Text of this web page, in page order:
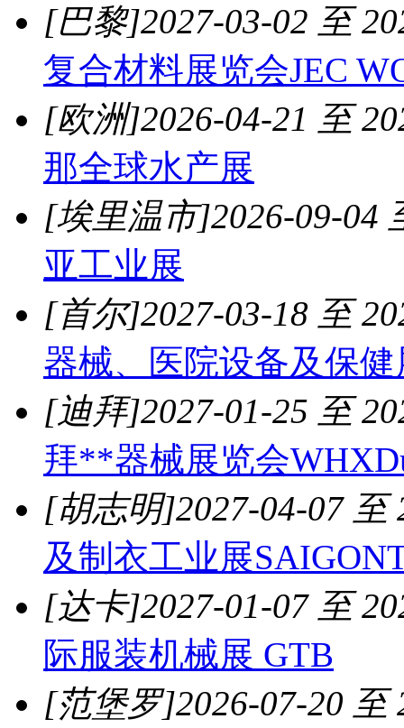
[巴黎]2027-03-02 至
复合材料展览会JEC
[欧洲]2026-04-21 至
那全球水产展
[埃里温市]2026-09-04
亚工业展
[首尔]2027-03-18 至
器械、医院设备及保
[迪拜]2027-01-25 至
拜**器械展览会
[胡志明]2027-04-07 至
及制衣工业展
[达卡]2027-01-07 至
际服装机械展 GTB
[范堡罗]2026-07-20 至